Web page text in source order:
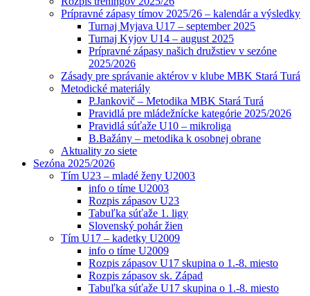
Prípravné zápasy tímov 2025/26 – kalendár a výsledky
Turnaj Myjava U17 – september 2025
Turnaj Kyjov U14 – august 2025
Prípravné zápasy našich družstiev v sezóne
2025/2026
Zásady pre správanie aktérov v klube MBK Stará Turá
Metodické materiály
P.Jankovič – Metodika MBK Stará Turá
Pravidlá pre mládežnícke kategórie 2025/2026
Pravidlá súťaže U10 – mikroliga
B.Bažány – metodika k osobnej obrane
Aktuality zo siete
Sezóna 2025/2026
Tím U23 – mladé ženy U2003
info o tíme U2003
Rozpis zápasov U23
Tabuľka súťaže 1. ligy
Slovenský pohár žien
Tím U17 – kadetky U2009
info o tíme U2009
Rozpis zápasov U17 skupina o 1.-8. miesto
Rozpis zápasov sk. Západ
Tabuľka súťaže U17 skupina o 1.-8. miesto